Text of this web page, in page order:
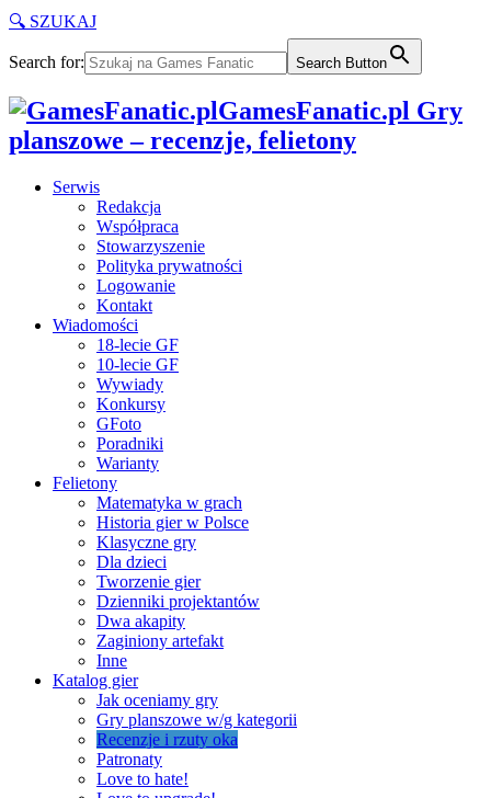
🔍 SZUKAJ
Search for: Search Button
GamesFanatic.pl Gry
planszowe – recenzje, felietony
Serwis
Redakcja
Współpraca
Stowarzyszenie
Polityka prywatności
Logowanie
Kontakt
Wiadomości
18-lecie GF
10-lecie GF
Wywiady
Konkursy
GFoto
Poradniki
Warianty
Felietony
Matematyka w grach
Historia gier w Polsce
Klasyczne gry
Dla dzieci
Tworzenie gier
Dzienniki projektantów
Dwa akapity
Zaginiony artefakt
Inne
Katalog gier
Jak oceniamy gry
Gry planszowe w/g kategorii
Recenzje i rzuty oka
Patronaty
Love to hate!